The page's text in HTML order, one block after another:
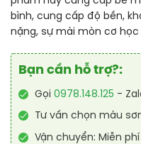
bình, cung cấp độ bền,
nặng, sự mài mòn cơ
Bạn cần hỗ trợ?:
Gọi 0978.148.125 -
Tư vấn chọn màu
Vận chuyển: Miễn